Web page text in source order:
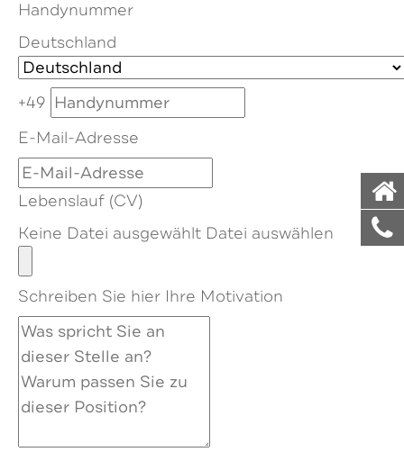
Handynummer
Deutschland
+49
E-Mail-Adresse
Lebenslauf (CV)
Keine Datei ausgewählt Datei auswählen
Schreiben Sie hier Ihre Motivation